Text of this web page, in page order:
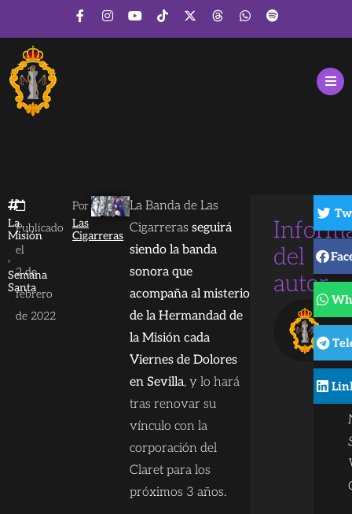
La
Misión
,
Semana
Santa
Publicado
el
2 de
febrero
de 2022
Por
Las
Cigarreras
La Banda de Las
Cigarreras seguirá
siendo la banda
sonora que
acompaña al misterio
de la Hermandad de
la Misión cada
Viernes de Dolores
en Sevilla, y lo hará
tras renovar su
vínculo con la
corporación del
Claret para los
próximos 3 años.
del
autor